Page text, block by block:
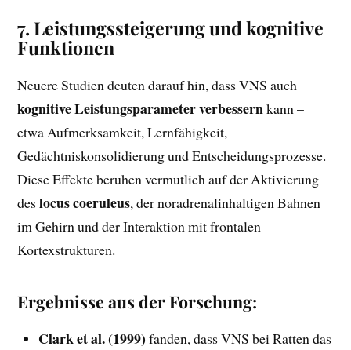
7.Leistungssteigerung und kognitive
Funktionen
Neuere Studien deuten darauf hin, dass VNS auch
kognitive Leistungsparameter verbessernkann –
etwa Aufmerksamkeit, Lernfähigkeit,
Gedächtniskonsolidierung und Entscheidungsprozesse.
Diese Effekte beruhen vermutlich auf der Aktivierung
deslocus coeruleus, der noradrenalinhaltigen Bahnen
im Gehirn und der Interaktion mit frontalen
Kortexstrukturen.
Ergebnisse aus der Forschung:
Clark et al. (1999) fanden, dass VNS bei Ratten das